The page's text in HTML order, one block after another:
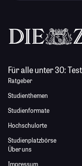
Für alle unter 30:
Ratgeber
Studienthemen
Studienformate
Hochschulorte
Studienplatzbörse
Über uns
Impressum